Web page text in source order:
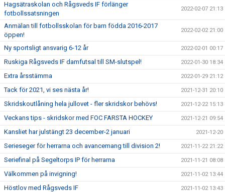
Hagsätraskolan och Rågsveds IF förlänger
fotbollssatsningen
2022-02-07 21:13
Anmälan till fotbollsskolan för barn födda 2016-2017
öppen!
2022-02-02 21:00
Ny sportsligt ansvarig 6-12 år 2022-02-01 00:17
Ruskiga Rågsveds IF damfutsal till SM-slutspel! 2022-01-30 18:34
Extra årsstämma 2022-01-29 21:12
Tack för 2021, vi ses nästa år! 2021-12-31 20:10
Skridskoutlåning hela jullovet - fler skridskor behövs! 2021-12-22 15:13
Veckans tips - skridskor med FOC FARSTA HOCKEY 2021-12-21 09:54
Kansliet har julstängt 23 december-2 januari 2021-12-20
Serieseger för herrarna och avancemang till division 2! 2021-11-22 21:22
Seriefinal på Segeltorps IP för herrarna 2021-11-21 08:08
Välkommen på invigning! 2021-11-02 13:44
Höstlov med Rågsveds IF 2021-11-02 13:43